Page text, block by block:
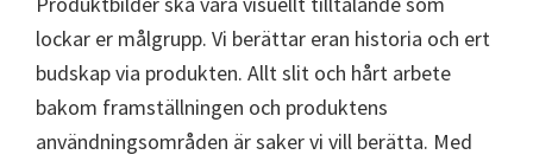
lockar er målgrupp. Vi berättar eran historia och ert
budskap via produkten. Allt slit och hårt arbete
bakom framställningen och produktens
användningsområden är saker vi vill berätta. Med